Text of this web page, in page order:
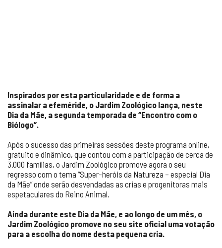
Inspirados por esta particularidade e de forma a
assinalar a efeméride, o Jardim Zoológico lança, neste
Dia da Mãe, a segunda temporada de “Encontro com o
Biólogo”.
Após o sucesso das primeiras sessões deste programa online,
gratuito e dinâmico, que contou com a participação de cerca de
3.000 famílias, o Jardim Zoológico promove agora o seu
regresso com o tema “Super-heróis da Natureza – especial Dia
da Mãe” onde serão desvendadas as crias e progenitoras mais
espetaculares do Reino Animal.
Ainda durante este Dia da Mãe, e ao longo de um mês, o
Jardim Zoológico promove no seu site oficial uma votação
para a escolha do nome desta pequena cria.